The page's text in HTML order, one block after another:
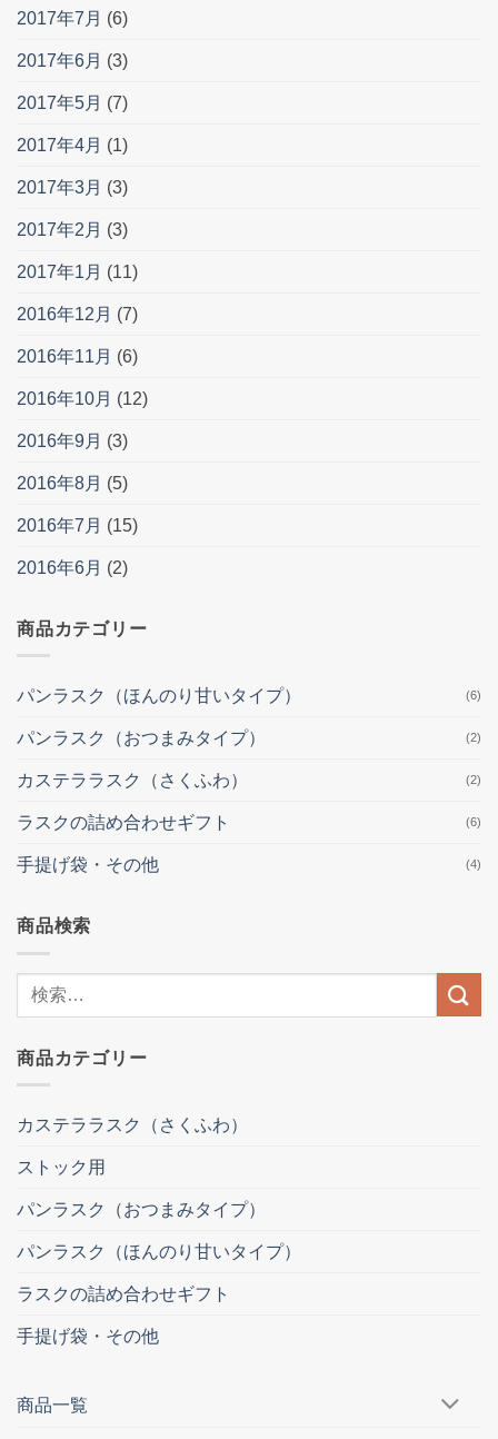
2017年7月 (6)
2017年6月 (3)
2017年5月 (7)
2017年4月 (1)
2017年3月 (3)
2017年2月 (3)
2017年1月 (11)
2016年12月 (7)
2016年11月 (6)
2016年10月 (12)
2016年9月 (3)
2016年8月 (5)
2016年7月 (15)
2016年6月 (2)
商品カテゴリー
パンラスク（ほんのり甘いタイプ） (6)
パンラスク（おつまみタイプ） (2)
カステララスク（さくふわ） (2)
ラスクの詰め合わせギフト (6)
手提げ袋・その他 (4)
商品検索
果:
商品カテゴリー
カステララスク（さくふわ）
ストック用
パンラスク（おつまみタイプ）
パンラスク（ほんのり甘いタイプ）
ラスクの詰め合わせギフト
手提げ袋・その他
商品一覧